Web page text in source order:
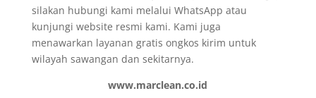
silakan hubungi kami melalui WhatsApp atau
kunjungi website resmi kami. Kami juga
menawarkan layanan gratis ongkos kirim untuk
wilayah sawangan dan sekitarnya.
www.marclean.co.id